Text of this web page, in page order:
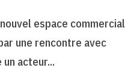
espace
une rencontre avec
acteur...